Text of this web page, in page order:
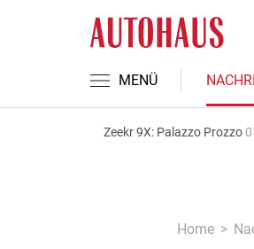
MENÜ
Zeekr 9X: Palazzo Prozzo
Home